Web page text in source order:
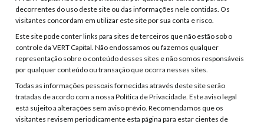
decorrentes do uso deste site ou das informações nele contidas. Os
visitantes concordam em utilizar este site por sua conta e risco.
Este site pode conter links para sites de terceiros que não estão sob o
controle da VERT Capital. Não endossamos ou fazemos qualquer
representação sobre o conteúdo desses sites e não somos responsáveis
por qualquer conteúdo ou transação que ocorra nesses sites.
Todas as informações pessoais fornecidas através deste site serão
tratadas de acordo com a nossa Política de Privacidade. Este aviso legal
está sujeito a alterações sem aviso prévio. Recomendamos que os
visitantes revisem periodicamente esta página para estar cientes de